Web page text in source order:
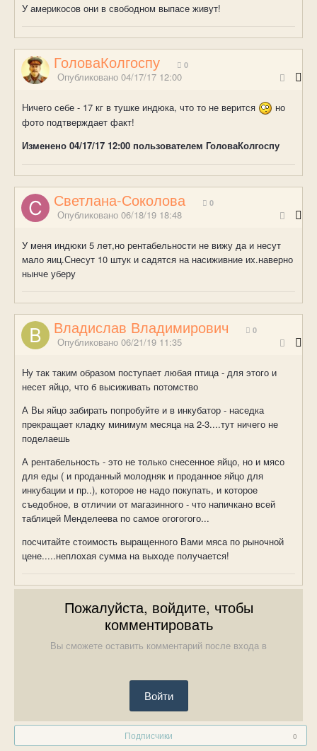
У америкосов они в свободном выпасе живут!
ГоловаКолгоспу 0
Опубликовано 04/17/17 12:00
Ничего себе - 17 кг в тушке индюка, что то не верится
но
фото подтверждает факт!
Изменено 04/17/17 12:00 пользователем ГоловаКолгоспу
Светлана-Соколова 0
Опубликовано 06/18/19 18:48
У меня индюки 5 лет,но рентабельности не вижу да и несут
мало яиц.Снесут 10 штук и садятся на насиживние их.наверно
нынче уберу
Владислав Владимирович 0
Опубликовано 06/21/19 11:35
Ну так таким образом поступает любая птица - для этого и
несет яйцо, что б высиживать потомство
А Вы яйцо забирать попробуйте и в инкубатор - наседка
прекращает кладку минимум месяца на 2-3....тут ничего не
поделаешь
А рентабельность - это не только снесенное яйцо, но и мясо
для еды ( и проданный молодняк и проданное яйцо для
инкубации и пр..), которое не надо покупать, и которое
съедобное, в отличии от магазинного - что напичкано всей
таблицей Менделеева по самое огогогого...
посчитайте стоимость выращенного Вами мяса по рыночной
цене.....неплохая сумма на выходе получается!
Пожалуйста, войдите, чтобы
комментировать
Вы сможете оставить комментарий после входа в
Войти
Подписчики 0